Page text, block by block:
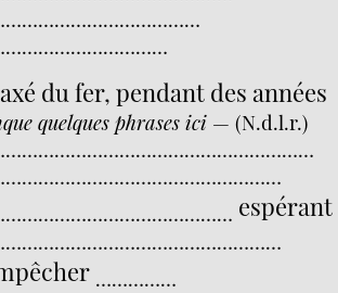
du fer, pendant des années
quelques phrases ici — (N.d.l.r.)
espérant
……………